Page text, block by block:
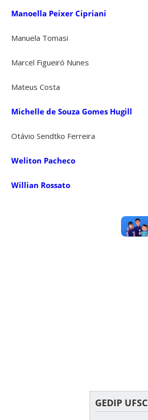
Manoella Peixer Cipriani
Manuela Tomasi
Marcel Figueiró Nunes
Mateus Costa
Michelle de Souza Gomes Hugill
Otávio Sendtko Ferreira
Weliton Pacheco
Willian Rossato
GEDIP UFSC